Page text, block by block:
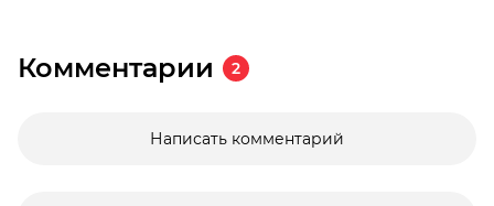
Комментарии 2
Написать комментарий